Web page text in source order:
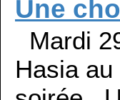
Une
Mardi
Hasia